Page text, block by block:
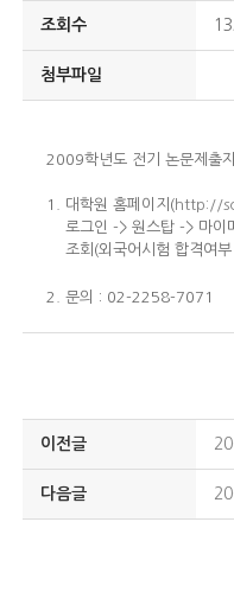
조회수
첨부파일
2009학년도 전기 논문제출
1. 대학원 홈페이지(http://
로그인 -> 원스탑 -> 마이
조회(외국어시험 합격여
2. 문의 : 02-2258-7071
이전글
다음글